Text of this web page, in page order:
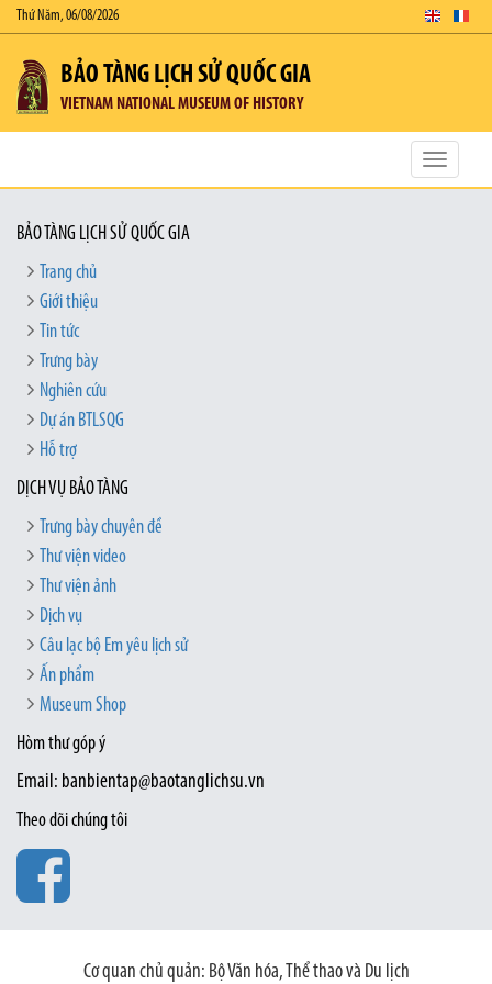
Thứ Năm, 06/08/2026
BẢO TÀNG LỊCH SỬ QUỐC GIA
VIETNAM NATIONAL MUSEUM OF HISTORY
Toggle
BẢO TÀNG LỊCH SỬ QUỐC GIA
Trang chủ
Giới thiệu
Tin tức
Trưng bày
Nghiên cứu
Dự án BTLSQG
Hỗ trợ
DỊCH VỤ BẢO TÀNG
Trưng bày chuyên đề
Thư viện video
Thư viện ảnh
Dịch vụ
Câu lạc bộ Em yêu lịch sử
Ấn phẩm
Museum Shop
Hòm thư góp ý
Email: banbientap@baotanglichsu.vn
Theo dõi chúng tôi
Cơ quan chủ quản: Bộ Văn hóa, Thể thao và Du lịch